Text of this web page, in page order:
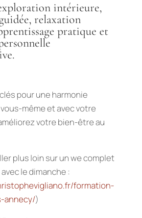
intérieure,
relaxation
pratique et
pour une harmonie
même et avec votre
votre bien-être au
plus loin sur un we complet
le dimanche :
formation-
annecy/)